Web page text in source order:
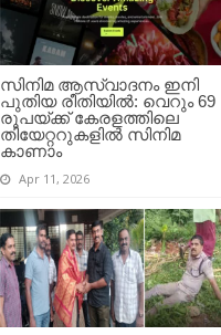
സിനിമ ആസ്വാദനം ഇനി
പുതിയ രീതിയിൽ: വെറും 69
രൂപയ്ക്ക് കേരളത്തിലെ
തിയേറ്ററുകളിൽ സിനിമ
കാണാം
Apr 11, 2026